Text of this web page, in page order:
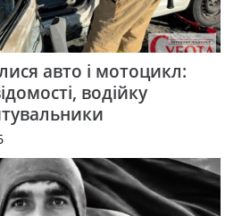
авто і мотоцикл:
водійку